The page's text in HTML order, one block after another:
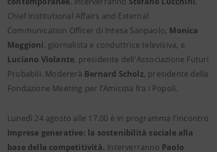
Chief Institutional Affairs and External
Communication Officer di Intesa Sanpaolo, Monica
Maggioni, giornalista e conduttrice televisiva, e
Luciano Violante, presidente dell'Associazione Futuri
Probabili. Modererà Bernard Scholz, presidente della
Fondazione Meeting per l’Amicizia fra i Popoli.
Lunedì 24 agosto alle 17.00 è in programma l'incontro
Imprese generative: la sostenibilità sociale alla
base della competitività. Interverranno Paolo